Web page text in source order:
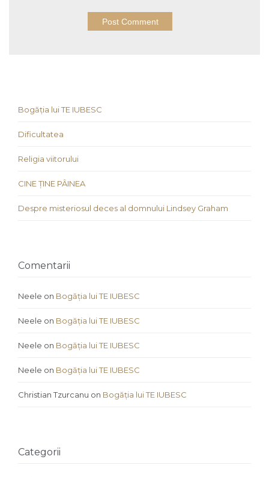
Bogăția lui TE IUBESC
Dificultatea
Religia viitorului
CINE ȚINE PÂINEA
Despre misteriosul deces al domnului Lindsey Graham
Comentarii
Neele on Bogăția lui TE IUBESC
Neele on Bogăția lui TE IUBESC
Neele on Bogăția lui TE IUBESC
Neele on Bogăția lui TE IUBESC
Christian Tzurcanu on Bogăția lui TE IUBESC
Categorii